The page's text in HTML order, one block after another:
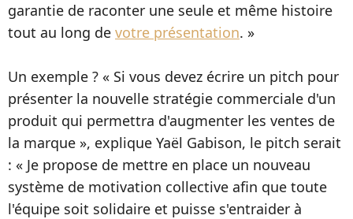
garantie de raconter une seule et même histoire
tout au long de votre présentation. »
Un exemple ? « Si vous devez écrire un pitch pour
présenter la nouvelle stratégie commerciale d'un
produit qui permettra d'augmenter les ventes de
la marque », explique Yaël Gabison, le pitch serait
: « Je propose de mettre en place un nouveau
système de motivation collective afin que toute
l'équipe soit solidaire et puisse s'entraider à